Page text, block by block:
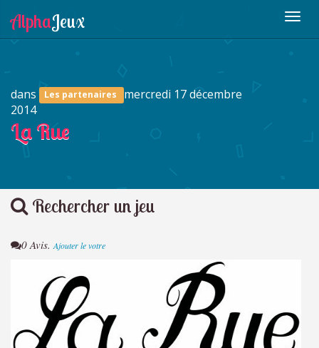
dans Les partenaires
mercredi 17 décembre
2014
La Rue
Rechercher un jeu
0 Avis. Ajouter le votre